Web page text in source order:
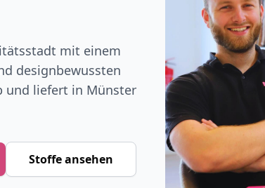
mit einem
designbewussten
und liefert in Münster
Stoffe ansehen